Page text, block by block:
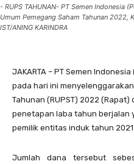
- RUPS TAHUNAN- PT Semen Indonesia
Umum Pemegang Saham Tahunan 2022,
IST/ANING KARINDRA
JAKARTA – PT Semen
pada hari ini
Tahunan (RUPST) 2022
penetapan laba tahun berjalan
pemilik entitas induk tahun
Jumlah dana tersebut